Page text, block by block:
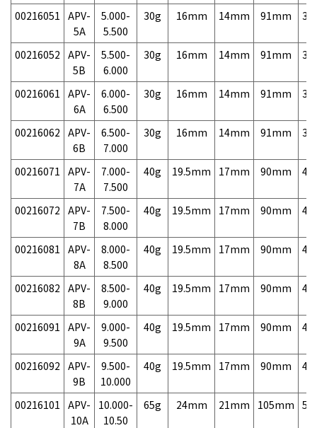
00216051 APV-
5A
5.000-
5.500
30g 16mm 14mm 91mm
00216052 APV-
5B
5.500-
6.000
30g 16mm 14mm 91mm
00216061 APV-
6A
6.000-
6.500
30g 16mm 14mm 91mm
00216062 APV-
6B
6.500-
7.000
30g 16mm 14mm 91mm
00216071 APV-
7A
7.000-
7.500
40g 19.5mm 17mm 90mm
00216072 APV-
7B
7.500-
8.000
40g 19.5mm 17mm 90mm
00216081 APV-
8A
8.000-
8.500
40g 19.5mm 17mm 90mm
00216082 APV-
8B
8.500-
9.000
40g 19.5mm 17mm 90mm
00216091 APV-
9A
9.000-
9.500
40g 19.5mm 17mm 90mm
00216092 APV-
9B
9.500-
10.000
40g 19.5mm 17mm 90mm
00216101 APV-
10A
10.000-
10.50
65g 24mm 21mm 105mm